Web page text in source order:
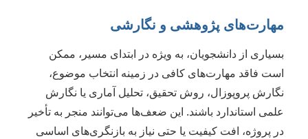
مهارت‌های پژوهشی و نگارشی
بسیاری از دانشجویان، به ویژه در ابتدای مسیر، ممکن
است فاقد مهارت‌های کافی در زمینه انتخاب موضوع،
نگارش پروپوزال، روش تحقیق، تحلیل آماری یا نگارش
علمی استاندارد باشند. این ضعف‌ها می‌توانند منجر به تأخیر
در پروژه، افت کیفیت یا حتی نیاز به بازنگری‌های اساسی